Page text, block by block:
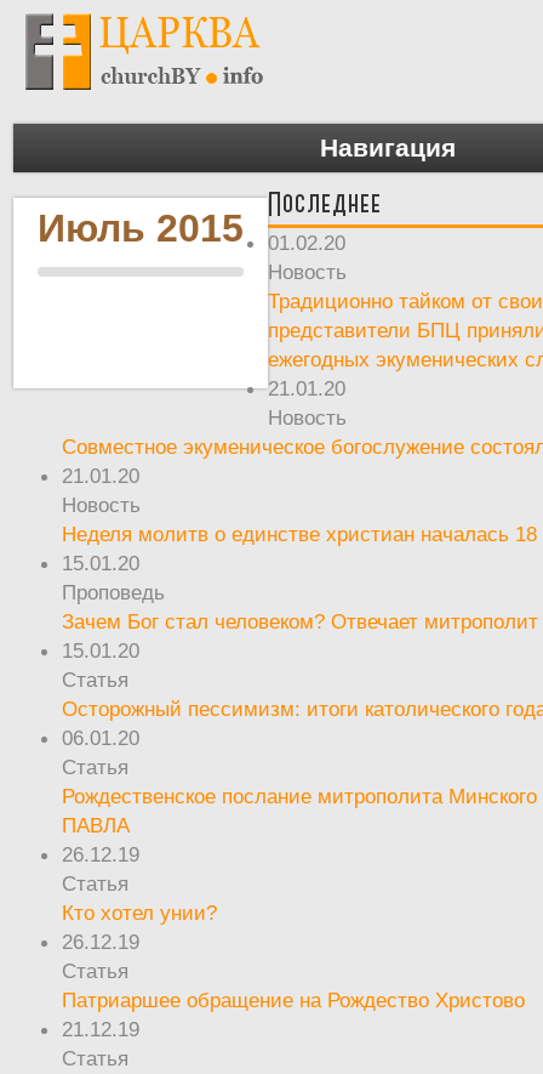
Навигация
Июль 2015
Последнее
01.02.20
Новость
Традиционно тайком от
представители БПЦ
ежегодных экуменических
21.01.20
Новость
Совместное экуменическое богослужение
21.01.20
Новость
Неделя молитв о единстве христиан началась 18
15.01.20
Проповедь
Зачем Бог стал человеком? Отвечает
15.01.20
Статья
Осторожный пессимизм: итоги католического
06.01.20
Статья
Рождественское послание митрополита Минского
ПАВЛА
26.12.19
Статья
Кто хотел унии?
26.12.19
Статья
Патриаршее обращение на Рождество Христово
21.12.19
Статья